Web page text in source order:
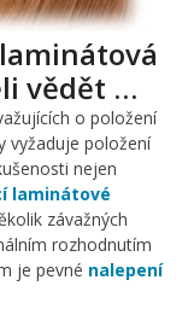
vědět …
o položení
vyžaduje položení
nejen
laminátové
závažných
rozhodnutím
je pevné nalepení